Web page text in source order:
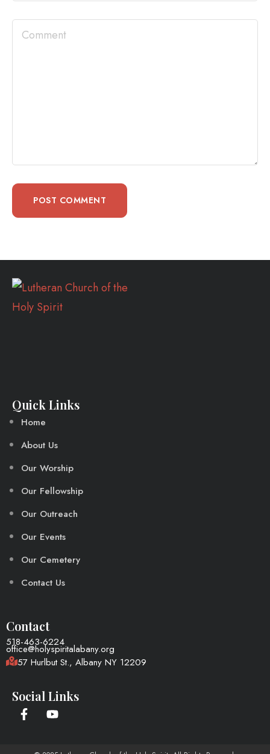
Quick Links
Home
About Us
Our Worship
Our Fellowship
Our Outreach
Our Events
Our Cemetery
Contact Us
Contact
518-463-6224
office@holyspiritalabany.org
57 Hurlbut St., Albany NY 12209
Social Links